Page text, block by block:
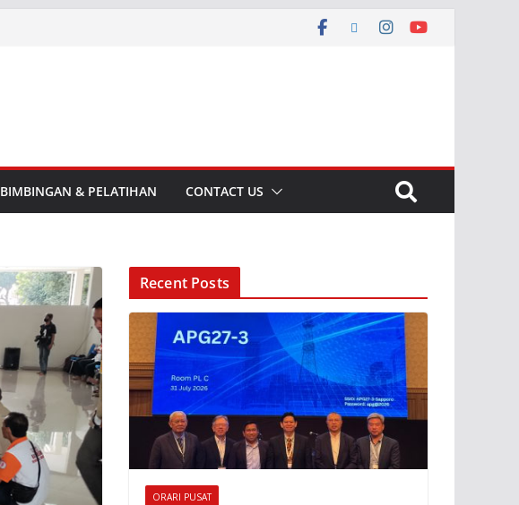
BIMBINGAN & PELATIHAN CONTACT US
Recent Posts
ORARI PUSAT